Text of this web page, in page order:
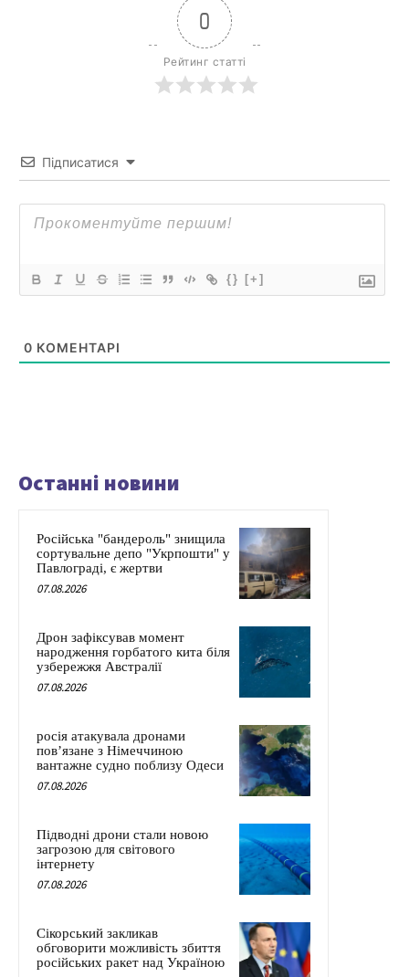
0
Рейтинг статті
Підписатися
{} [+]
0 КОМЕНТАРІ
Останні новини
Російська "бандероль" знищила
сортувальне депо "Укрпошти" у
Павлограді, є жертви
07.08.2026
Дрон зафіксував момент
народження горбатого кита біля
узбережжя Австралії
07.08.2026
росія атакувала дронами
пов’язане з Німеччиною
вантажне судно поблизу Одеси
07.08.2026
Підводні дрони стали новою
загрозою для світового
інтернету
07.08.2026
Сікорський закликав
обговорити можливість збиття
російських ракет над Україною